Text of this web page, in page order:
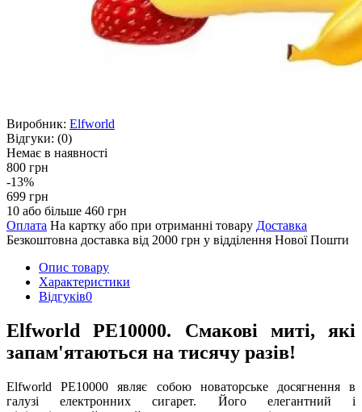
Виробник: Elfworld
Відгуки: (0)
Немає в наявності
800 грн
-13%
699 грн
10 або більше 460 грн
Оплата На картку або при отриманні товару Доставка
Безкоштовна доставка від 2000 грн у відділення Нової Пошти
Опис товару
Характеристики
Відгуків0
Elfworld PE10000. Смакові миті, які
запам'ятаються на тисячу разів!
Elfworld PE10000 являє собою новаторське досягнення в
галузі електронних сигарет. Його елегантний і